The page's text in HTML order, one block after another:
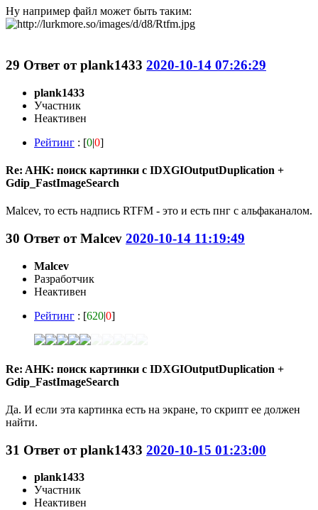
Ну например файл может быть таким:
29 Ответ отplank1433 2020-10-14 07:26:29
plank1433
Участник
Неактивен
Рейтинг : [0|0]
Re: AHK: поиск картинки с IDXGIOutputDuplication +
Gdip_FastImageSearch
Malcev, то есть надпись RTFM - это и есть пнг с альфаканалом.
30 Ответ отMalcev 2020-10-14 11:19:49
Malcev
Разработчик
Неактивен
Рейтинг : [620|0]
Re: AHK: поиск картинки с IDXGIOutputDuplication +
Gdip_FastImageSearch
Да. И если эта картинка есть на экране, то скрипт ее должен
найти.
31 Ответ отplank1433 2020-10-15 01:23:00
plank1433
Участник
Неактивен